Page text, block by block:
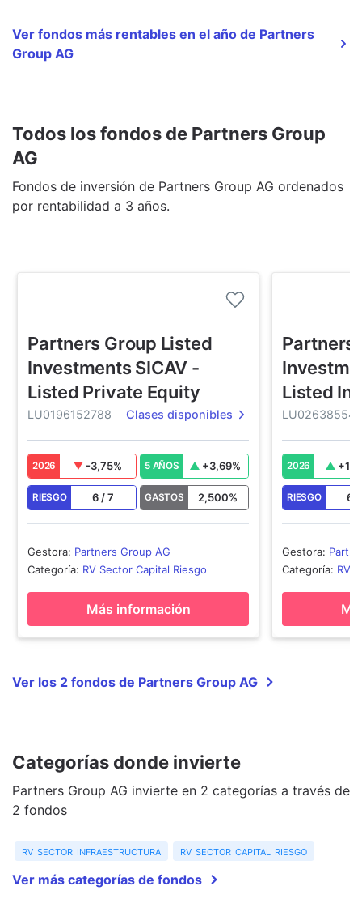
Ver fondos más rentables en el año de Partners
Group AG
Todos los fondos de Partners Group
AG
Fondos de inversión de Partners Group AG ordenados
por rentabilidad a 3 años.
Partners Group Listed
Investments SICAV -
Listed Private Equity
LU0196152788 Clases disponibles
2026 -3,75% 5 AÑOS +3,69%
RIESGO 6 /7 GASTOS 2,500%
Gestora: Partners Group AG
Categoría: RV Sector Capital Riesgo
Más información
Partners
Listed
2026 +
RIESGO 6
Gestora:
Categoría: RV
Ver los 2 fondos de Partners Group AG
Categorías donde invierte
Partners Group AG invierte en 2 categorías a través de
2 fondos
rv sector infraestructura
rv sector capital riesgo
Ver más categorías de fondos